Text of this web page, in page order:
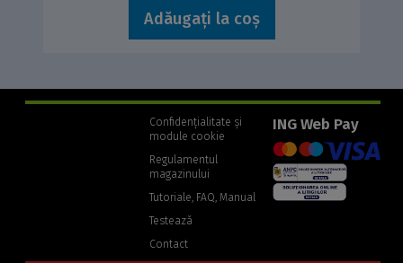
Adăugați la coș
Confidențialitate și
module cookie
Regulamentul
magazinului
Tutoriale, FAQ, Manual (Link
Testează
Contact
ING Web Pay